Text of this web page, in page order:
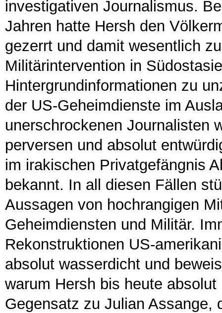
investigativen Journalismus.
Jahren hatte Hersh den
gezerrt und damit wesentlich
Militärintervention in
Hintergrundinformationen zu
der US-Geheimdienste im
unerschrockenen Journalisten
perversen und absolut
im irakischen Privatgefängnis
bekannt. In all diesen Fällen
Aussagen von hochrangigen
Geheimdiensten und Militär.
Rekonstruktionen US-
absolut wasserdicht und
warum Hersh bis heute
Gegensatz zu Julian Assange,